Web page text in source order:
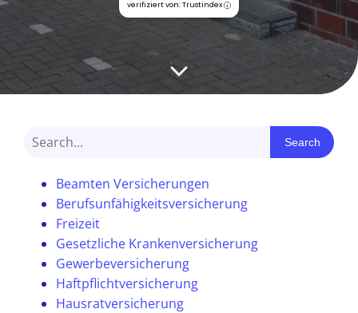
verifiziert von: Trustindex
Search
Beamten Versicherungen
Berufsunfähigkeitsversicherung
Freizeit
Gesetzliche Krankenversicherung
Gewerbeversicherung
Haftpflichtversicherung
Hausratversicherung